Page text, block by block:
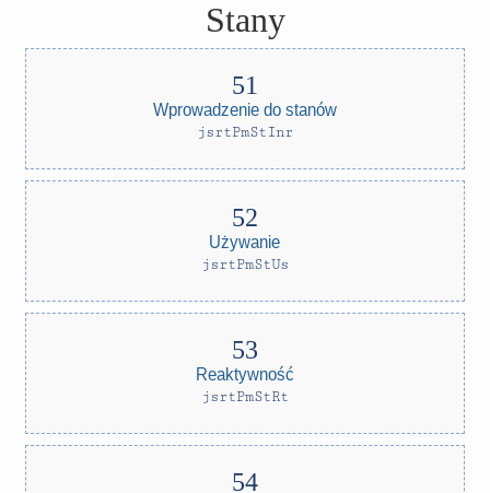
Stany
Wprowadzenie do stanów
jsrtPmStInr
Używanie
jsrtPmStUs
Reaktywność
jsrtPmStRt